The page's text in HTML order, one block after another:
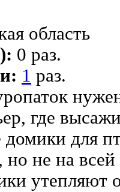
область
0 раз.
1 раз.
где
домики для
но не на
утепляют